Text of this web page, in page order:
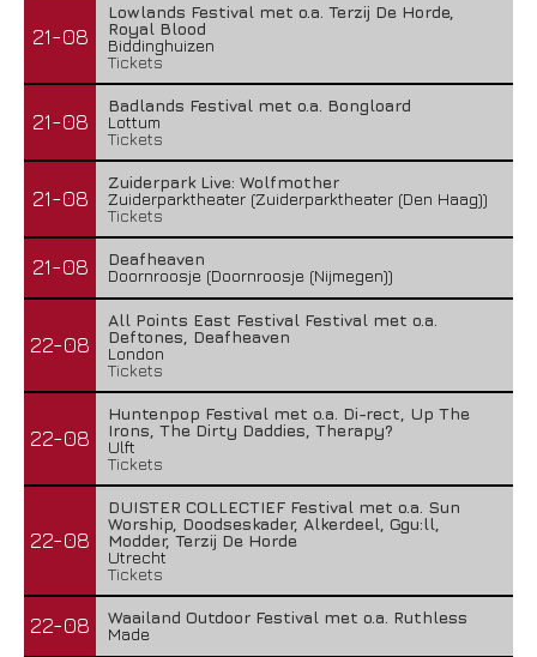
21-08
Lowlands Festival met o.a. Terzij De Horde,
Royal Blood
Biddinghuizen
Tickets
21-08
Badlands Festival met o.a. Bongloard
Lottum
Tickets
21-08
Zuiderpark Live: Wolfmother
Zuiderparktheater (Zuiderparktheater (Den Haag))
Tickets
21-08
Deafheaven
Doornroosje (Doornroosje (Nijmegen))
22-08
All Points East Festival Festival met o.a.
Deftones, Deafheaven
London
Tickets
22-08
Huntenpop Festival met o.a. Di-rect, Up The
Irons, The Dirty Daddies, Therapy?
Ulft
Tickets
22-08
DUISTER COLLECTIEF Festival met o.a. Sun
Worship, Doodseskader, Alkerdeel, Ggu:ll,
Modder, Terzij De Horde
Utrecht
Tickets
22-08
Waailand Outdoor Festival met o.a. Ruthless
Made